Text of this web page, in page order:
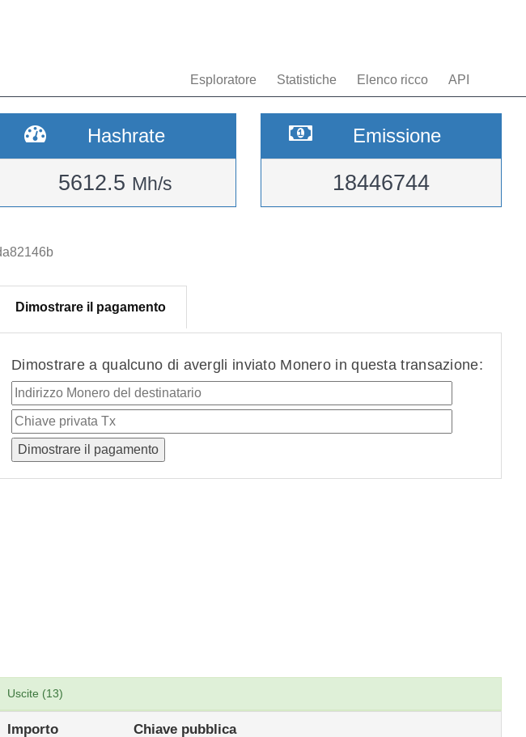
Esploratore Statistiche Elenco ricco API
Hashrate
5612.5 Mh/s
Emissione
18446744
Dimostrare il pagamento
Dimostrare a qualcuno di avergli inviato Monero in questa transazione:
Uscite (13)
Importo Chiave pubblica